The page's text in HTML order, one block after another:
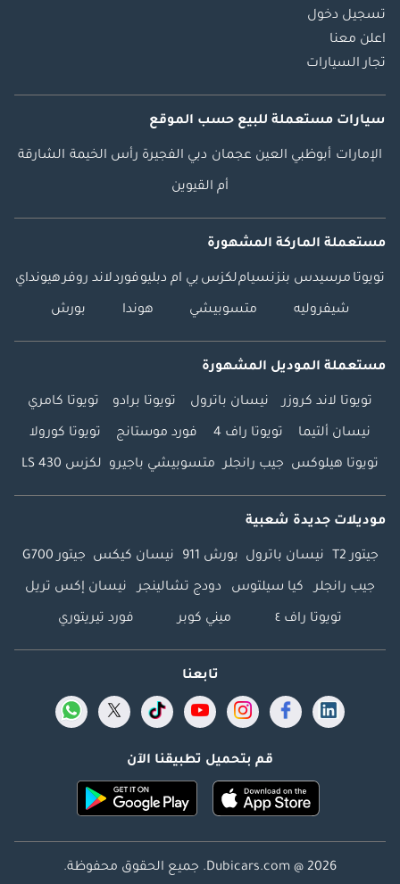
تسجيل دخول
اعلن معنا
تجار السيارات
سيارات مستعملة للبيع حسب الموقع
الإمارات أبوظبي العين عجمان دبي الفجيرة رأس الخيمة الشارقة
أم القيوين
مستعملة الماركة المشهورة
تويوتا مرسيدس بنزنسياملكزس بي ام دبليوفوردلاند روفرهيونداي
شيفروليه متسوبيشي هوندا بورش
مستعملة الموديل المشهورة
تويوتا لاند كروزر نيسان باترول تويوتا برادو تويوتا كامري
نيسان ألتيما تويوتا راف 4 فورد موستانج تويوتا كورولا
تويوتا هيلوكس جيب رانجلر متسوبيشي باجيرو لكزس LS 430
موديلات جديدة شعبية
جيتور T2 نيسان باترول بورش 911 نيسان كيكس جيتور G700
جيب رانجلر كيا سيلتوس دودج تشالينجر نيسان إكس تريل
تويوتا راف ٤ ميني كوبر فورد تيريتوري
تابعنا
قم بتحميل تطبيقنا الآن
Dubicars.com @ 2026. جميع الحقوق محفوظة.